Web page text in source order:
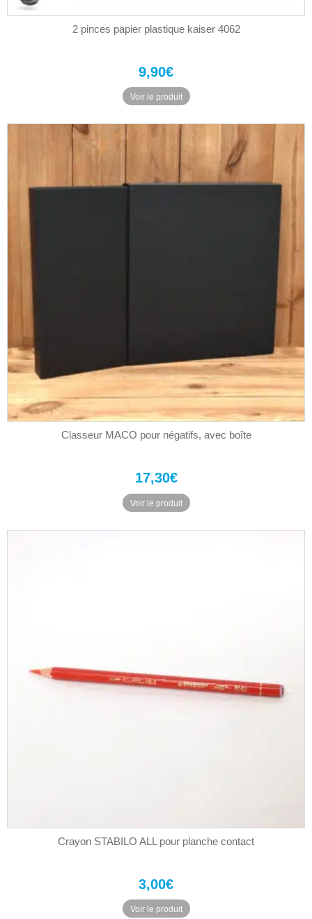
2 pinces papier plastique kaiser 4062
9,90€
Voir le produit
Classeur MACO pour négatifs, avec boîte
17,30€
Voir le produit
Crayon STABILO ALL pour planche contact
3,00€
Voir le produit